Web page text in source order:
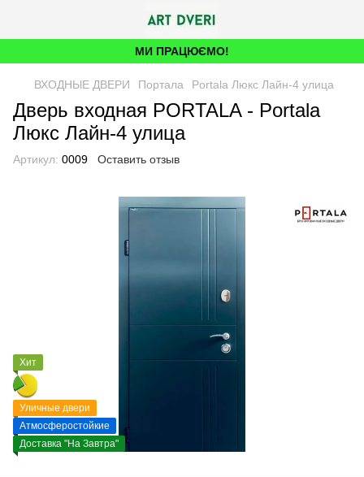
МИ ПРАЦЮЄМО!
ВХОДНЫЕ ДВЕРИ Портала Portala Люкс Лайн-4 улица
Дверь входная PORTALA - Portala
Люкс Лайн-4 улица
Артикул: 0009 Оставить отзыв
Хит
Уличные двери
Атмосферостойкие
Доставка "На Завтра"